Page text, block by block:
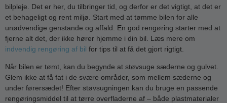
bilpleje. Det er her, du tilbringer tid, og derfor er det vigtigt, at det er
et behageligt og rent miljø. Start med at tømme bilen for alle
unødvendige genstande og affald. En god rengøring starter med at
fjerne alt det, der ikke hører hjemme i din bil. Læs mere om
indvendig rengøring af bil for tips til at få det gjort rigtigt.
Når bilen er tømt, kan du begynde at støvsuge sæderne og gulvet.
Glem ikke at få fat i de svære områder, som mellem sæderne og
under førersædet! Efter støvsugningen kan du bruge en passende
rengøringsmiddel til at tørre overfladerne af – både plastmaterialer